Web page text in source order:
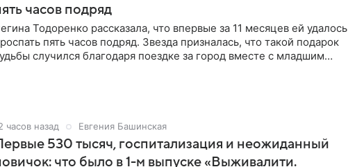
часов подряд
Тодоренко рассказала, что впервые за 11 месяцев ей удалось
пять часов подряд. Звезда призналась, что такой подарок
случился благодаря поездке за город вместе с младшим
часов назад Евгения Башинская
530 тысяч, госпитализация и неожиданный
что было в 1-м выпуске «Выживалити.